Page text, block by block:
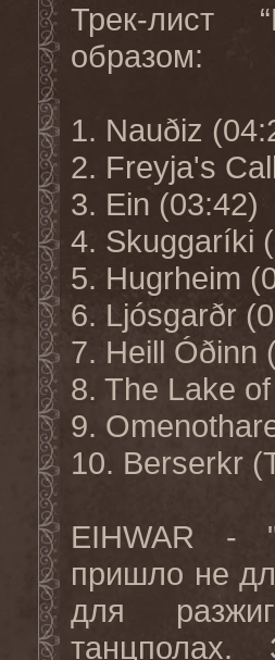
Трек-лист
образом:
1. Nauðiz
2. Freyja's
3. Ein (03:42)
4. Skuggaríki
5. Hugrheim
6. Ljósgarðr
7. Heill Óðinn
8. The Lake
9.
10. Berserkr
EIHWAR -
пришло не
для
танцполах.